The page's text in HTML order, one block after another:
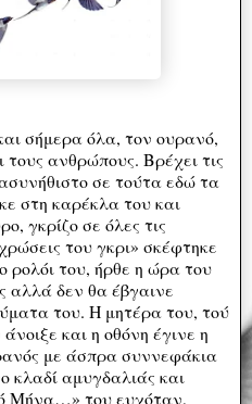
σήμερα όλα, τον ουρανό,
τους ανθρώπους. Βρέχει τις
σε τούτα εδώ τα
στη καρέκλα του και
γκρίζο σε όλες τις
του γκρι» σκέφτηκε
ρολόι του, ήρθε η ώρα του
αλλά δεν θα έβγαινε
του. Η μητέρα του, τού
και η οθόνη έγινε η
με άσπρα συννεφάκια
κλαδί αμυγδαλιάς και
Μήνα…» του ευχόταν,